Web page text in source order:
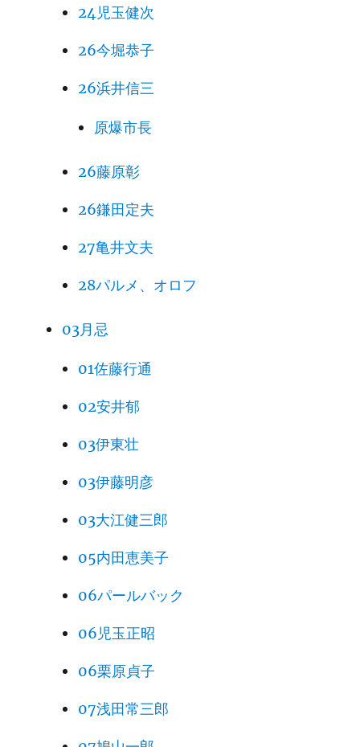
24児玉健次
26今堀恭子
26浜井信三
原爆市長
26藤原彰
26鎌田定夫
27亀井文夫
28パルメ、オロフ
03月忌
01佐藤行通
02安井郁
03伊東壮
03伊藤明彦
03大江健三郎
05内田恵美子
06パールバック
06児玉正昭
06栗原貞子
07浅田常三郎